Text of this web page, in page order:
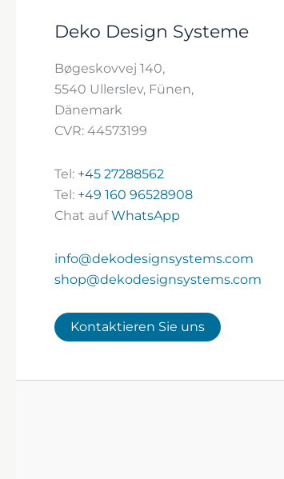
Deko Design Systeme
Bøgeskovvej 140,
5540 Ullerslev, Fünen,
Dänemark
CVR: 44573199
Tel: +45 27288562
Tel: +49 160 96528908
Chat aufWhatsApp
info@dekodesignsystems.com
shop@dekodesignsystems.com
Kontaktieren Sie uns